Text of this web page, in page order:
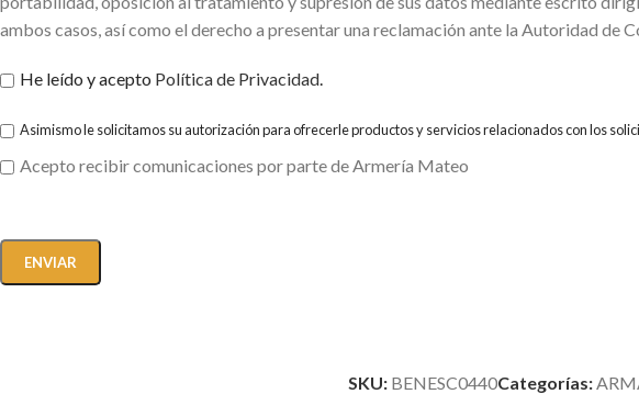
ambos casos, así como el derecho a presentar una reclamación ante la Autoridad de
He leído y acepto Política de Privacidad
Asimismo le solicitamos su autorización para ofrecerle productos y servicios relacionados con los
Acepto recibir comunicaciones por parte de Armería Mateo
SKU: BENESC0440Categorías: